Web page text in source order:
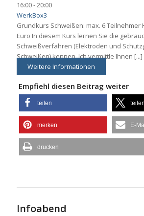
16:00 - 20:00
WerkBox3
Grundkurs Schweißen: max. 6 Teilnehmer
Euro In diesem Kurs lernen Sie die
Schweißverfahren (Elektroden und
Schweißen) kennen. Ich vermittle Ihnen [...]
Weitere Informationen
Empfiehl diesen Beitrag weiter
teilen teilen
merken E-
drucken
Infoabend